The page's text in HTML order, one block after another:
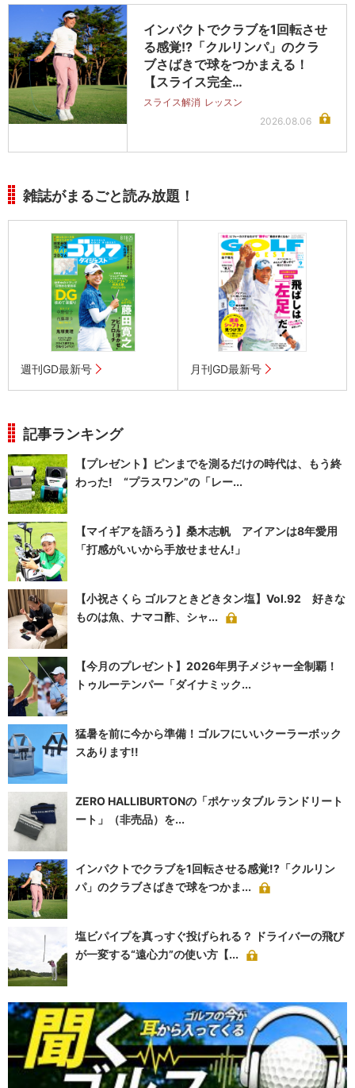
インパクトでクラブを1回転させ
る感覚!?「クルリンパ」のクラ
ブさばきで球をつかまえる！
【スライス完全…
スライス解消 レッスン
2026.08.06
雑誌がまるごと読み放題！
週刊GD最新号 月刊GD最新号
記事ランキング
【プレゼント】ピンまでを測るだけの時代は、もう終
わった! “プラスワン”の「レー...
【マイギアを語ろう】桑木志帆 アイアンは8年愛用
「打感がいいから手放せません!」
【小祝さくら ゴルフときどきタン塩】Vol.92 好きな
ものは魚、ナマコ酢、シャ...
【今月のプレゼント】2026年男子メジャー全制覇！
トゥルーテンパー「ダイナミック...
猛暑を前に今から準備！ゴルフにいいクーラーボック
スあります!!
ZERO HALLIBURTONの「ポケッタブル ランドリート
ート」（非売品）を...
インパクトでクラブを1回転させる感覚!?「クルリン
パ」のクラブさばきで球をつかま...
塩ビパイプを真っすぐ投げられる？ ドライバーの飛び
が一変する“遠心力”の使い方【...